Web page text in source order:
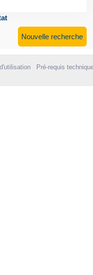
Nouvelle recherche
Pré-requis